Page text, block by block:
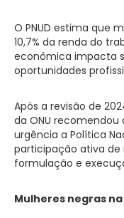
O PNUD estima que
10,7% da renda do
econômica impacta
oportunidades
Após a revisão de
da ONU
urgência a Política
participação ativa de
formulação e
Mulheres negras